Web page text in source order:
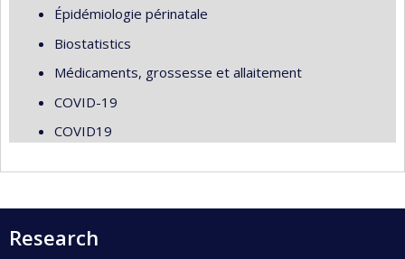
Épidémiologie périnatale
Biostatistics
Médicaments, grossesse et allaitement
COVID-19
COVID19
Research